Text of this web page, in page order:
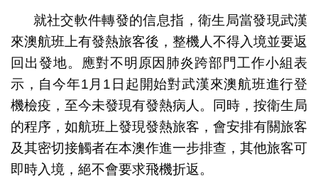
就社交軟件轉發的信息指，衛生局當發現武漢
來澳航班上有發熱旅客後，整機人不得入境並要返
回出發地。應對不明原因肺炎跨部門工作小組表
示，自今年1月1日起開始對武漢來澳航班進行登
機檢疫，至今未發現有發熱病人。同時，按衛生局
的程序，如航班上發現發熱旅客，會安排有關旅客
及其密切接觸者在本澳作進一步排查，其他旅客可
即時入境，絕不會要求飛機折返。